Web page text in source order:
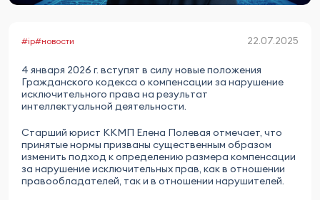
#ip#новости 22.07.2025
4 января 2026 г. вступят в силу новые положения
Гражданского кодекса о компенсации за нарушение
исключительного права на результат
интеллектуальной деятельности.
Старший юрист ККМП Елена Полевая отмечает, что
принятые нормы призваны существенным образом
изменить подход к определению размера компенсации
за нарушение исключительных прав, как в отношении
правообладателей, так и в отношении нарушителей.